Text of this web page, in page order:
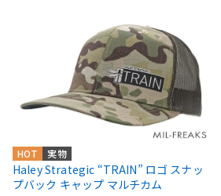
実物
HOT
Haley Strategic “TRAIN” ロゴ スナッ
プバック キャップ マルチカム